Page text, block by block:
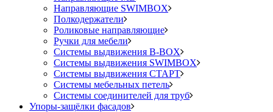
Направляющие SWIMBOX
Полкодержатели
Роликовые направляющие
Ручки для мебели
Системы выдвижения B-BOX
Системы выдвижения SWIMBOX
Системы выдвижения СТАРТ
Системы мебельных петель
Системы соединителей для труб
Упоры-защёлки фасадов